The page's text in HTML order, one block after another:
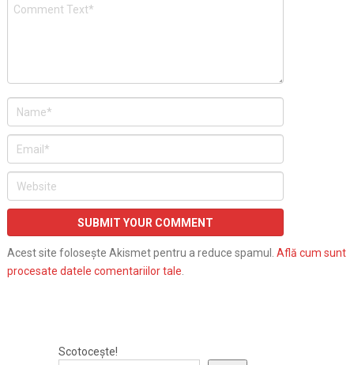
Acest site folosește Akismet pentru a reduce spamul. Află cum sunt
procesate datele comentariilor tale
Scotocește!